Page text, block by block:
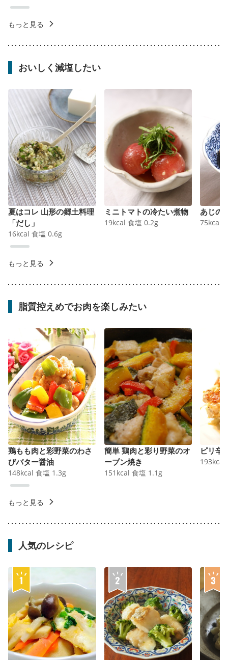
もっと見る
おいしく減塩したい
夏はコレ 山形の郷土料理
「だし」
16kcal 食塩 0.6g
ミニトマトの冷たい煮物
19kcal 食塩 0.2g
あじの
75kcal
もっと見る
脂質控えめでお肉を楽しみたい
鶏もも肉と彩野菜のわさ
びバター醤油
148kcal 食塩 1.3g
簡単 鶏肉と彩り野菜のオ
ーブン焼き
151 kcal 食塩 1.1 g
ピリ辛
193kcal
もっと見る
人気のレシピ